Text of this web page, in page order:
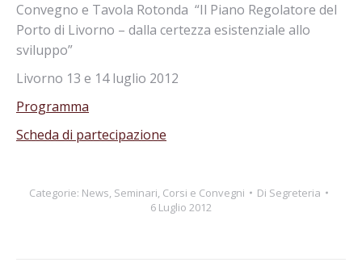
Convegno e Tavola Rotonda “Il Piano Regolatore del
Porto di Livorno – dalla certezza esistenziale allo
sviluppo”
Livorno 13 e 14 luglio 2012
Programma
Scheda di partecipazione
Categorie: News, Seminari, Corsi e Convegni Di Segreteria
6 Luglio 2012